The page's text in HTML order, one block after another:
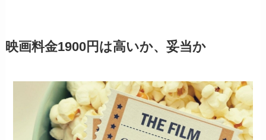
映画料金1900円は高いか、妥当か